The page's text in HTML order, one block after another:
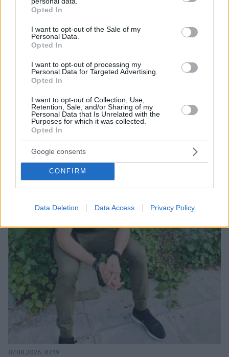
grant or deny consent to Google and its third-party tags to
use your data for below specified purposes in below Google
consent section.
Opted In
I want to opt-out of the Sale of my
Personal Data.
Opted In
I want to opt-out of processing my
Personal Data for Targeted Advertising.
Opted In
I want to opt-out of Collection, Use,
Retention, Sale, and/or Sharing of my
Personal Data that Is Unrelated with the
Purposes for which it was collected.
Opted In
Google consents
CONFIRM
Data Deletion Data Access Privacy Policy
Ο οδηγός του φορτηγού περιγράφει πώς έγινε το
τροχαίο με τους νεκρούς μάνα και γιο στις Σέρρες,
δουλειά
07.08.2026, 07:19